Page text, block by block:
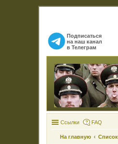
Подписаться
на наш канал
в Телеграм
Ссылки FAQ
На главную